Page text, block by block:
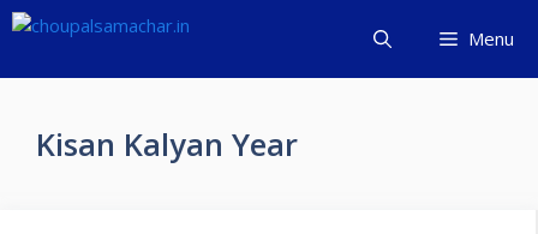
Skip
content
Menu
Kisan Kalyan Year